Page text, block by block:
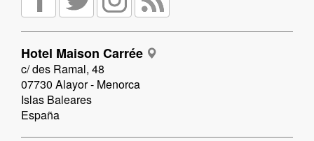
Hotel Maison Carrée
c/ des Ramal, 48
07730 Alayor - Menorca
Islas Baleares
España